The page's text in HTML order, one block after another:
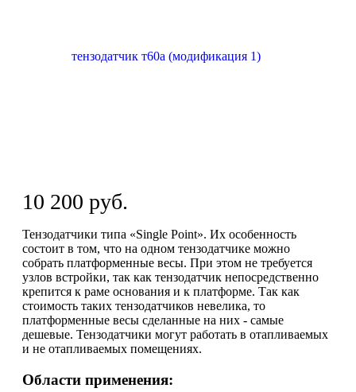
10 200 руб.
Тензодатчики типа «Single Point». Их особенность
состоит в том, что на одном тензодатчике можно
собрать платформенные весы. При этом не требуется
узлов встройки, так как тензодатчик непосредственно
крепится к раме основания и к платформе. Так как
стоимость таких тензодатчиков невелика, то
платформенные весы сделанные на них - самые
дешевые. Тензодатчики могут работать в отапливаемых
и не отапливаемых помещениях.
Области применения: